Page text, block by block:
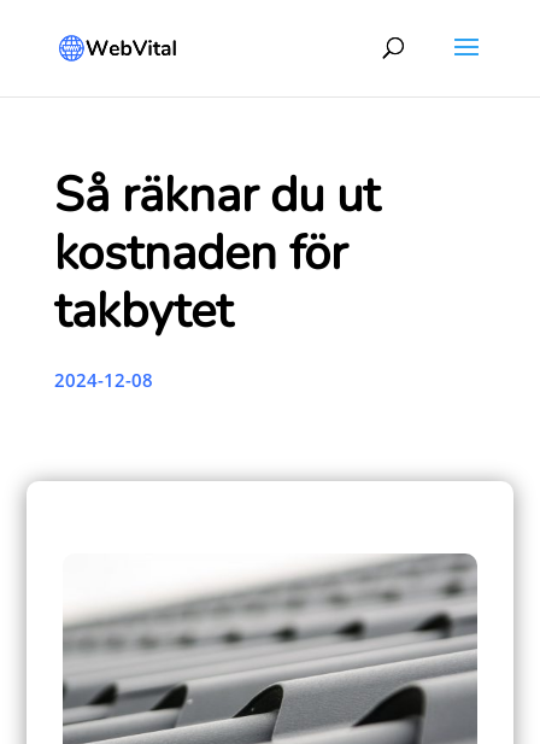
Så räknar du ut
kostnaden för
takbytet
2024-12-08